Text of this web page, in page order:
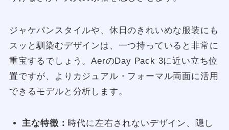
ジャケパンスタイルや、休日のきれいめな服装にも
スッと馴染むデザインは、一つ持っていると非常に
重宝するでしょう。AerのDay Pack 3に近い立ち位
置ですが、よりカジュアル・フォーマル両面に活用
できるモデルと分析します。
主な特徴： 時代に左右されないデザイン、隠し